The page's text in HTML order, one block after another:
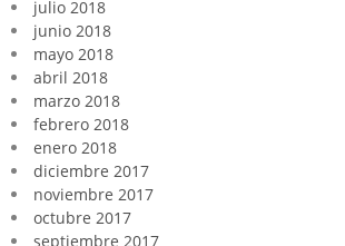
julio 2018
junio 2018
mayo 2018
abril 2018
marzo 2018
febrero 2018
enero 2018
diciembre 2017
noviembre 2017
octubre 2017
septiembre 2017